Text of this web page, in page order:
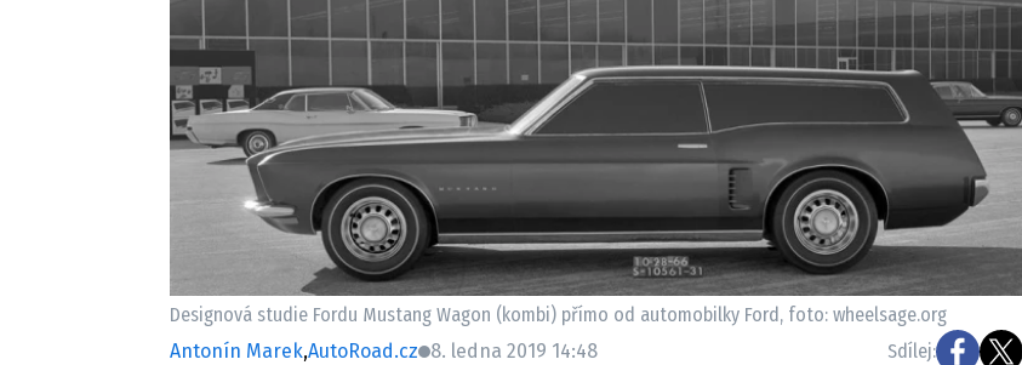
Designová studie Fordu Mustang Wagon (kombi) přímo od automobilky Ford, foto: wheelsage.org
Antonín Marek,AutoRoad.cz 8. ledna 2019 14:48 Sdílej: